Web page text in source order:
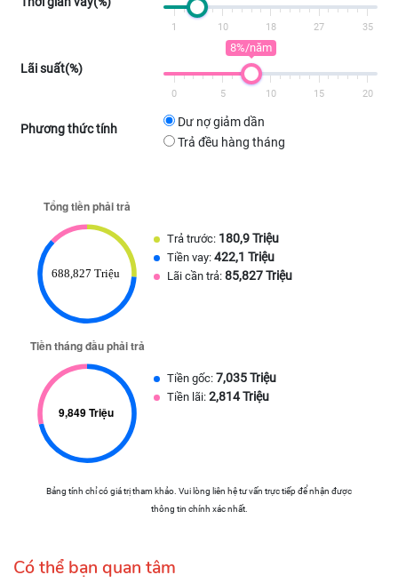
1 10 18 27 35
Lãi suất(%)
8%/năm
0 5 10 15 20
Phương thức tính
Dư nợ giảm dần
Trả đều hàng tháng
Trả trước: 180,9 Triệu
Tiền vay: 422,1 Triệu
Lãi cần trả: 85,827 Triệu
Tiền gốc: 7,035 Triệu
Tiền lãi: 2,814 Triệu
Bảng tính chỉ có giá trị tham khảo. Vui lòng liên hệ tư vấn trực tiếp để nhận được
thông tin chính xác nhất.
Có thể bạn quan tâm